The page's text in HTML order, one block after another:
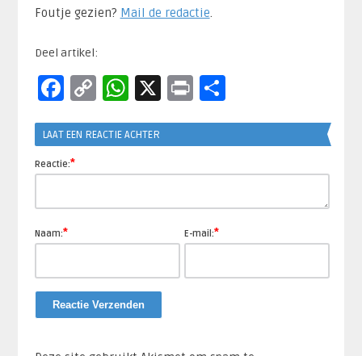
Foutje gezien? Mail de redactie.​
Deel artikel:
Facebook
CopyWhatsApp
X PrintDelen
LAAT EEN REACTIE ACHTER
Reactie:*
Naam:* E-mail:*